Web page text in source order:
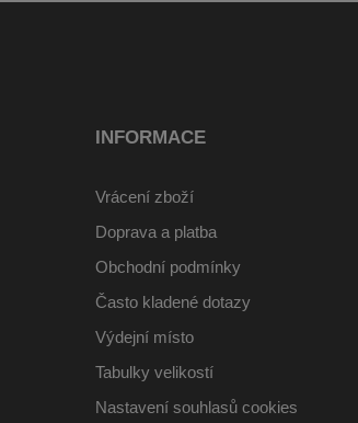
INFORMACE
Vrácení zboží
Doprava a platba
Obchodní podmínky
Často kladené dotazy
Výdejní místo
Tabulky velikostí
Nastavení souhlasů cookies